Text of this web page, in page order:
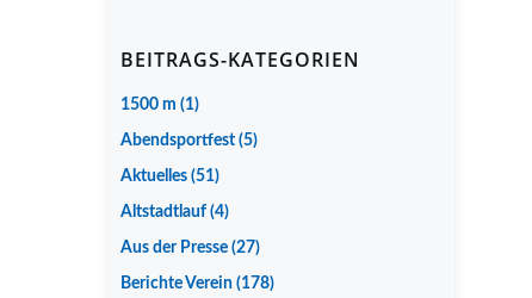
BEITRAGS-KATEGORIEN
1500 m (1)
Abendsportfest (5)
Aktuelles (51)
Altstadtlauf (4)
Aus der Presse (27)
Berichte Verein (178)